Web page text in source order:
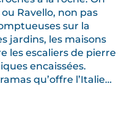
Ravello, non pas
sur la
jardins, les maisons
les escaliers de pierre
encaissées.
qu’offre l’Italie…